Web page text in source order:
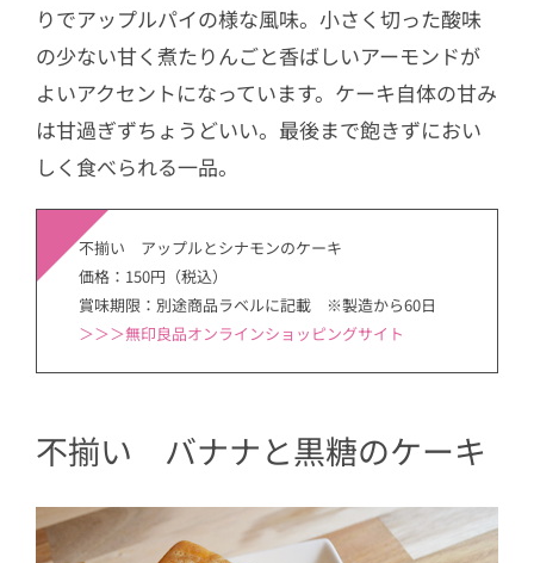
りでアップルパイの様な風味。小さく切った酸味
の少ない甘く煮たりんごと香ばしいアーモンドが
よいアクセントになっています。ケーキ自体の甘み
は甘過ぎずちょうどいい。最後まで飽きずにおい
しく食べられる一品。
不揃い アップルとシナモンのケーキ
価格：150円（税込）
賞味期限：別途商品ラベルに記載 ※製造から60日
＞＞＞無印良品オンラインショッピングサイト
不揃い バナナと黒糖のケーキ